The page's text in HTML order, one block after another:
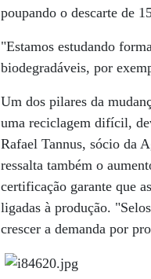
poupando o descarte de
"Estamos estudando
biodegradáveis, por
Um dos pilares da
uma reciclagem difícil,
Rafael Tannus, sócio da
ressalta também o
certificação garante que
ligadas à produção.
crescer a demanda por